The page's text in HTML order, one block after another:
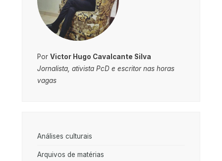
Por Victor Hugo Cavalcante Silva
Jornalista, ativista PcD e escritor nas horas
vagas
Análises culturais
Arquivos de matérias